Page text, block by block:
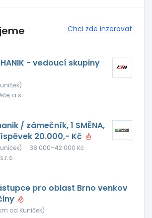
Chci zde inzerovat
- vedoucí skupiny
a.s.
/ zámečník, 1 SMĚNA,
20.000,- Kč
· 38 000–42 000 Kč
s.r.o.
pro oblast Brno venkov
od Kuniček)